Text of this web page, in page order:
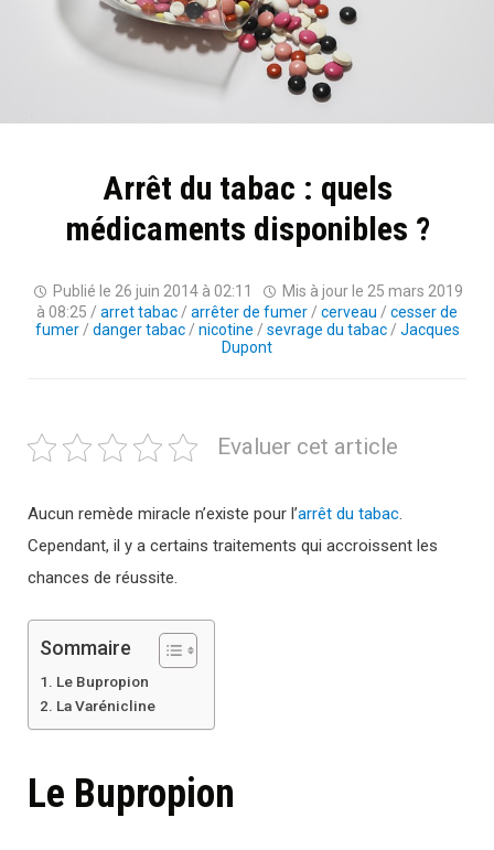
Arrêt du tabac : quels
médicaments disponibles ?
Publié le 26 juin 2014 à 02:11 Mis à jour le 25 mars 2019
à 08:25 / arret tabac / arrêter de fumer / cerveau / cesser de
fumer/ danger tabac/ nicotine / sevrage du tabac/ Jacques
Dupont
Evaluer cet article
Aucun remède miracle n’existe pour l’arrêt du tabac.
Cependant, il y a certains traitements qui accroissent les
chances de réussite.
Sommaire
Le Bupropion
La Varénicline
Le Bupropion